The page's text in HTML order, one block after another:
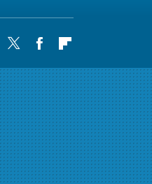
Twitter Facebook